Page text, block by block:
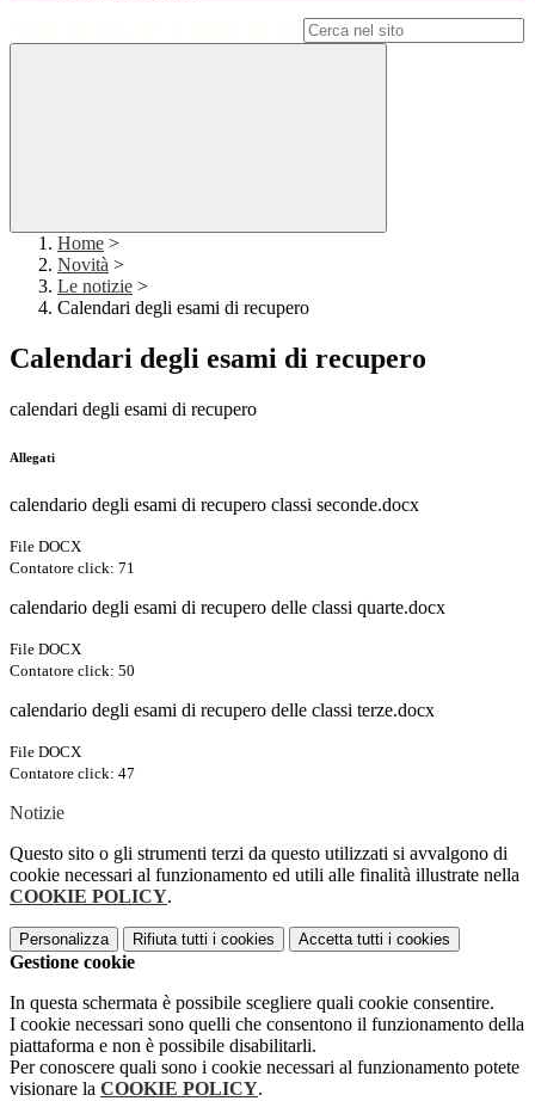
Home >
Novità >
Le notizie >
Calendari degli esami di recupero
Calendari degli esami di recupero
calendari degli esami di recupero
Allegati
calendario degli esami di recupero classi seconde.docx
File DOCX
Contatore click: 71
calendario degli esami di recupero delle classi quarte.docx
File DOCX
Contatore click: 50
calendario degli esami di recupero delle classi terze.docx
File DOCX
Contatore click: 47
Notizie
Questo sito o gli strumenti terzi da questo utilizzati si avvalgono di
cookie necessari al funzionamento ed utili alle finalità illustrate nella
COOKIE POLICY.
Personalizza Rifiuta tutti i cookies Accetta tutti i cookies
Gestione cookie
In questa schermata è possibile scegliere quali cookie consentire.
I cookie necessari sono quelli che consentono il funzionamento della
piattaforma e non è possibile disabilitarli.
Per conoscere quali sono i cookie necessari al funzionamento potete
visionare la COOKIE POLICY.